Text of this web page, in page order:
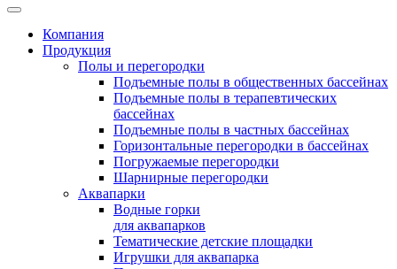
Компания
Продукция
Полы и перегородки
Подъемные полы в общественных бассейнах
Подъемные полы в терапевтических
бассейнах
Подъемные полы в частных бассейнах
Горизонтальные перегородки в бассейнах
Погружаемые перегородки
Шарнирные перегородки
Аквапарки
Водные горки
для аквапарков
Тематические детские площадки
Игрушки для аквапарка